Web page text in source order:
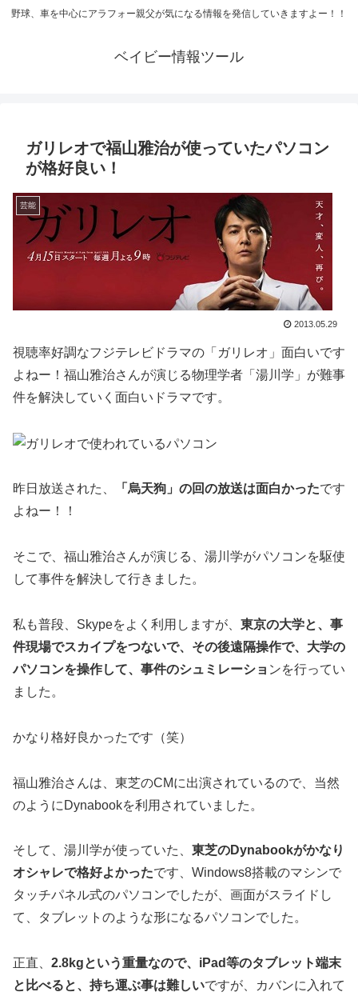
野球、車を中心にアラフォー親父が気になる情報を発信していきますよー！！
ベイビー情報ツール
ガリレオで福山雅治が使っていたパソコン
が格好良い！
芸能
2013.05.29
視聴率好調なフジテレビドラマの「ガリレオ」面白いです
よねー！福山雅治さんが演じる物理学者「湯川学」が難事
件を解決していく面白いドラマです。
昨日放送された、 「烏天狗」の回の放送は面白かったです
よねー！！
そこで、福山雅治さんが演じる、湯川学がパソコンを駆使
して事件を解決して行きました。
私も普段、Skypeをよく利用しますが、 東京の大学と、事
件現場でスカイプをつないで、その後遠隔操作で、大学の
パソコンを操作して、事件のシュミレーショ ンを行ってい
ました。
かなり格好良かったです（笑）
福山雅治さんは、東芝のCMに出演されているので、当然
のようにDynabookを利用されていました。
そして、湯川学が使っていた、 東芝のDynabookがかなり
オシャレで格好よかったです、Windows8搭載のマシンで
タッチパネル式のパソコンでしたが、画面がスライドし
て、タブレットのような形になるパソコンでした。
正直、 2.8kgという重量なので、iPad等のタブレット端末
と比べると、持ち運ぶ事は難しいですが、カバンに入れて